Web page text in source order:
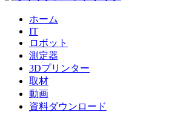
ホーム
IT
ロボット
測定器
3Dプリンター
取材
動画
資料ダウンロード